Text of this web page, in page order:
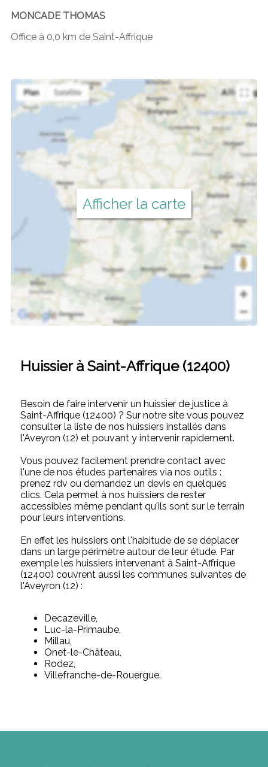
MONCADE THOMAS
Office à 0,0 km de Saint-Affrique
Afficher la carte
Huissier à Saint-Affrique (12400)
Besoin de faire intervenir un huissier de justice à
Saint-Affrique (12400) ? Sur notre site vous pouvez
consulter la liste de nos huissiers installés dans
l'Aveyron (12) et pouvant y intervenir rapidement.
Vous pouvez facilement prendre contact avec
l'une de nos études partenaires via nos outils :
prenez rdv ou demandez un devis en quelques
clics. Cela permet à nos huissiers de rester
accessibles même pendant qu'ils sont sur le terrain
pour leurs interventions.
En effet les huissiers ont l'habitude de se déplacer
dans un large périmètre autour de leur étude. Par
exemple les huissiers intervenant à Saint-Affrique
(12400) couvrent aussi les communes suivantes de
l'Aveyron (12) :
Decazeville,
Luc-la-Primaube,
Millau,
Onet-le-Château,
Rodez,
Villefranche-de-Rouergue.